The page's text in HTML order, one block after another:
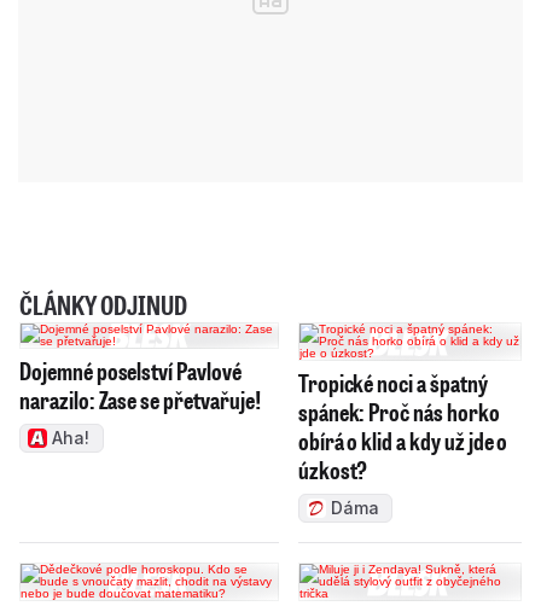
ČLÁNKY ODJINUD
Dojemné poselství Pavlové
narazilo: Zase se přetvařuje!
Aha!
Tropické noci a špatný
spánek: Proč nás horko
obírá o klid a kdy už jde o
úzkost?
Dáma